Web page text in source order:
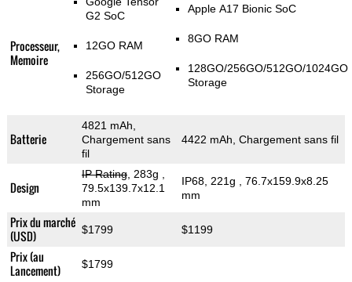
Processeur,
Memoire
G2 SoC
12GO RAM
256GO/512GO
Storage
Apple A17 Bionic SoC
8GO RAM
128GO/256GO/512GO/1024GO
Storage
Batterie
4821 mAh,
Chargement sans
fil
4422 mAh, Chargement sans fil
Design
IP Rating, 283g
79.5x139.7x12.1
mm
IP68, 221g
, 76.7x159.9x8.25
mm
Prix du marché
(USD)
$1799 $1199
Prix (au
Lancement)
$1799